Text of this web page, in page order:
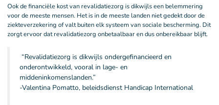
Ook de financiële kost van revalidatiezorg is dikwijls een belemmering
voor de meeste mensen. Het is in de meeste landen niet gedekt door de
ziekteverzekering of valt buiten elk systeem van sociale bescherming. Dit
zorgt ervoor dat revalidatiezorg onbetaalbaar en dus onbereikbaar blijft.
“Revalidatiezorg is dikwijls ondergefinancieerd en
onderontwikkeld, vooral in lage- en
middeninkomenslanden.”
-Valentina Pomatto, beleidsdienst Handicap International